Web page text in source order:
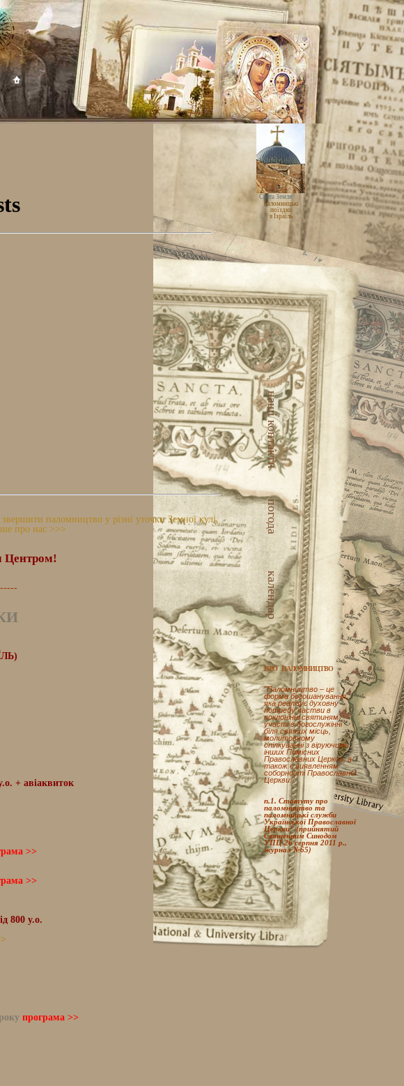
Свята Земля
паломницькі
поїздки
в Ізраїль
наші контакти
погода
календар
паломництво у різні уточки Земної кулі,
про нас >>>
Центром!
+ авіаквиток
>>
>>
у.о.
програма >>
ПРО ПАЛОМНИЦТВО
"Паломництво – це
форма богошанування,
яка реалізує духовну
потребу пастви в
поклонінні святиням,
участі в богослужінні
біля святих місць,
молитовному
спілкуванні з віруючими
інших Помісних
Православних Церков, а
також є виявленням
соборності Православної
Церкви."
п.1. Статуту про
паломництво та
паломницькі служби
Української Православної
Церкви" (прийнятий
Священним Синодом
УПЦ 26 серпня 2011 р.,
журнал №65)